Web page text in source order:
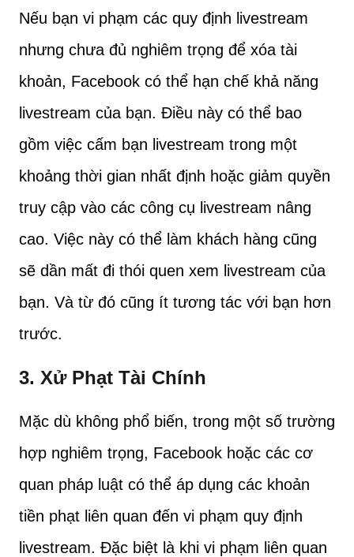
Nếu bạn vi phạm các quy định livestream
nhưng chưa đủ nghiêm trọng để xóa tài
khoản, Facebook có thể hạn chế khả năng
livestream của bạn. Điều này có thể bao
gồm việc cấm bạn livestream trong một
khoảng thời gian nhất định hoặc giảm quyền
truy cập vào các công cụ livestream nâng
cao. Việc này có thể làm khách hàng cũng
sẽ dần mất đi thói quen xem livestream của
bạn. Và từ đó cũng ít tương tác với bạn hơn
trước.
3. Xử Phạt Tài Chính
Mặc dù không phổ biến, trong một số trường
hợp nghiêm trọng, Facebook hoặc các cơ
quan pháp luật có thể áp dụng các khoản
tiền phạt liên quan đến vi phạm quy định
livestream. Đặc biệt là khi vi phạm liên quan